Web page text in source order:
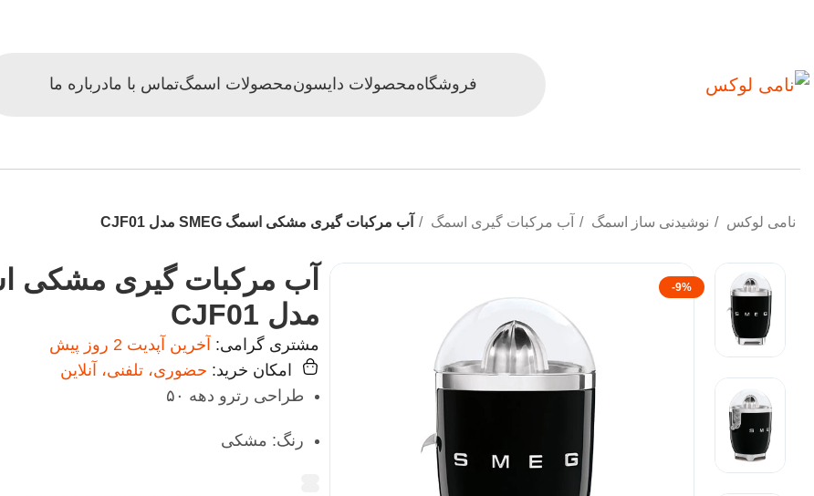
فروشگاهمحصولات دایسونمحصولات اسمگتماس با مادرباره ما
نامی لوکس نوشیدنی ساز اسمگ آب مرکبات گیری اسمگ آب مرکبات گیری مشکی اسمگ SMEG مدل CJF01
-9%
مدل CJF01
مشتری گرامی: آخرین آپدیت 2 روز پیش
امکان خرید: حضوری، تلفنی، آنلاین
طراحی رترو دهه ۵۰
رنگ‌: مشکی